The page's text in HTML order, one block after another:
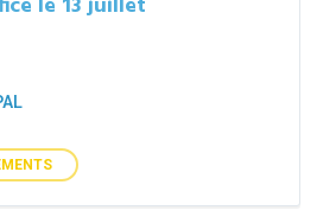
le 13 juillet